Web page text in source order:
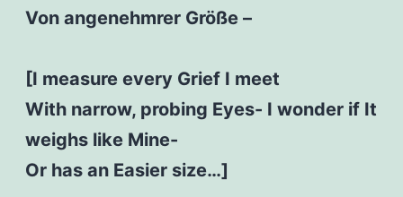
Von angenehmrer Größe –
[I measure every Grief I meet
With narrow, probing Eyes- I wonder if It
weighs like Mine-
Or has an Easier size…]